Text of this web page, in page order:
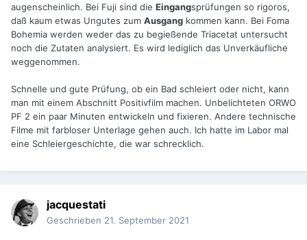
augenscheinlich. Bei Fuji sind die Eingangsprüfungen so rigoros,
daß kaum etwas Ungutes zum Ausgang kommen kann. Bei Foma
Bohemia werden weder das zu begießende Triacetat untersucht
noch die Zutaten analysiert. Es wird lediglich das Unverkäufliche
weggenommen.
Schnelle und gute Prüfung, ob ein Bad schleiert oder nicht, kann
man mit einem Abschnitt Positivfilm machen. Unbelichteten ORWO
PF 2 ein paar Minuten entwickeln und fixieren. Andere technische
Filme mit farbloser Unterlage gehen auch. Ich hatte im Labor mal
eine Schleiergeschichte, die war schrecklich.
jacquestati
Geschrieben 21. September 2021